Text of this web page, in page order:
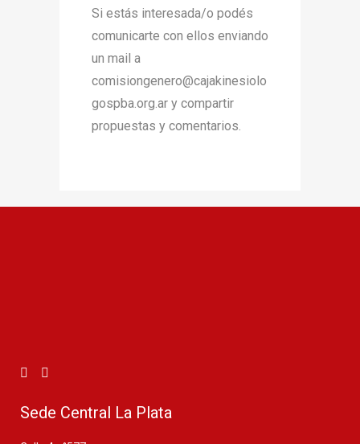
Si estás interesada/o podés
comunicarte con ellos enviando
un mail a
comisiongenero@cajakinesiolo
gospba.org.ar y compartir
propuestas y comentarios.
Sede Central La Plata